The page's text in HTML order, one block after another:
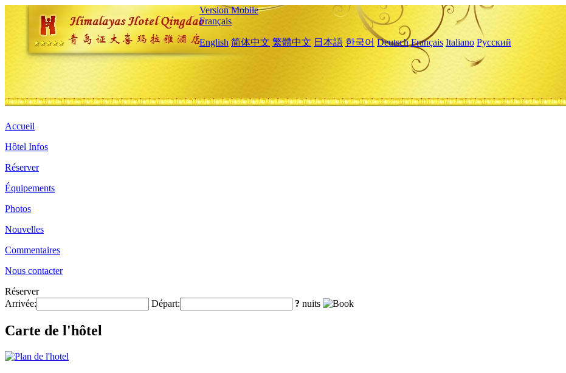
Version Mobile
Français
English 简体中文 繁體中文 日本語 한국어 Deutsch Français Italiano Русский
Accueil
Hôtel Infos
Réserver
Équipements
Photos
Nouvelles
Commentaires
Nous contacter
Réserver
Arrivée:
Départ: ? nuits
Carte de l'hôtel